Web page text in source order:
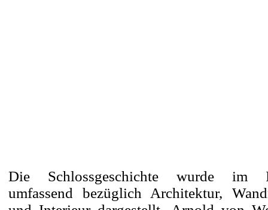
Die Schlossgeschichte wurde im
umfassend bezüglich Architektur,